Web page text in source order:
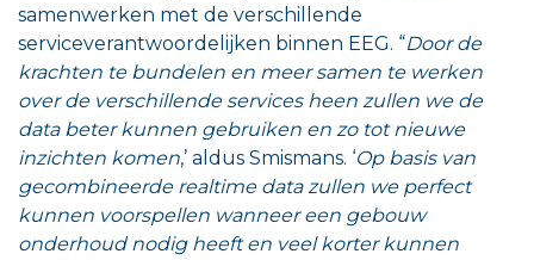
samenwerken met de verschillende
serviceverantwoordelijken binnen EEG. “Door de
krachten te bundelen en meer samen te werken
over de verschillende services heen zullen we de
data beter kunnen gebruiken en zo tot nieuwe
inzichten komen,’ aldus Smismans. ‘Op basis van
gecombineerde realtime data zullen we perfect
kunnen voorspellen wanneer een gebouw
onderhoud nodig heeft en veel korter kunnen